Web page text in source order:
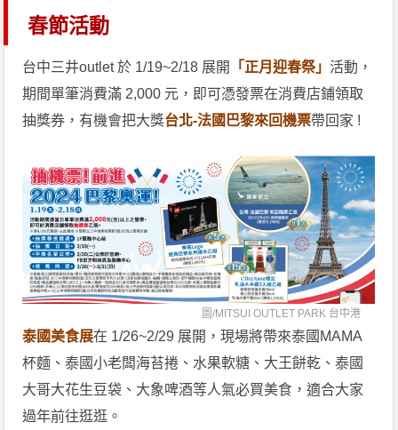
春節活動
台中三井outlet 於 1/19~2/18 展開 「正月迎春祭」 活動，
期間單筆消費滿 2,000 元，即可憑發票在消費店鋪領取
抽獎券，有機會把大獎台北-法國巴黎來回機票帶回家 !
圖/MITSUI OUTLET PARK 台中港
泰國美食展在 1/26~2/29 展開，現場將帶來泰國MAMA
杯麵、泰國小老闆海苔捲、水果軟糖、大王餅乾、泰國
大哥大花生豆袋、大象啤酒等人氣必買美食，適合大家
過年前往逛逛。